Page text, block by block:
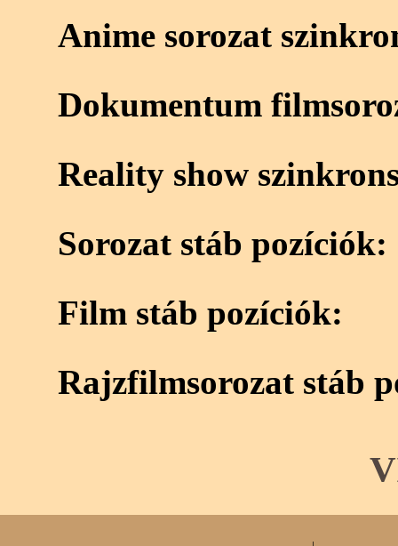
Anime sorozat
Dokumentum
Reality show
Sorozat stáb pozíciók:
Film stáb pozíciók:
Rajzfilmsorozat stáb